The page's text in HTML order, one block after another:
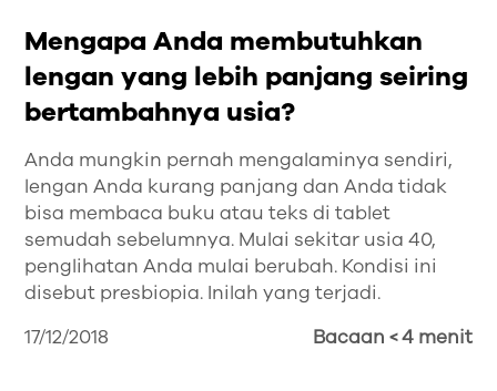
Mengapa Anda membutuhkan
lengan yang lebih panjang seiring
bertambahnya usia?
Anda mungkin pernah mengalaminya sendiri,
lengan Anda kurang panjang dan Anda tidak
bisa membaca buku atau teks di tablet
semudah sebelumnya. Mulai sekitar usia 40,
penglihatan Anda mulai berubah. Kondisi ini
disebut presbiopia. Inilah yang terjadi.
17/12/2018
Bacaan < 4 menit